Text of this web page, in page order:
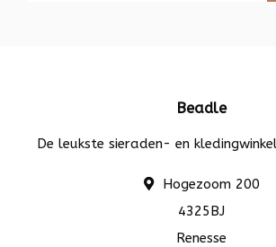
Beadle
De leukste sieraden- en
Hogezoom 200
4325BJ
Renesse